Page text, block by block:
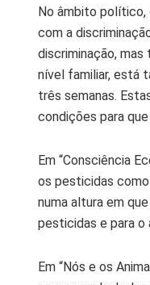
No âmbito político,
com a
discriminação,
nível familiar, está
três semanas.
condições para
Em “Consciência
os pesticidas
numa altura em
pesticidas e para o
Em “Nós e os